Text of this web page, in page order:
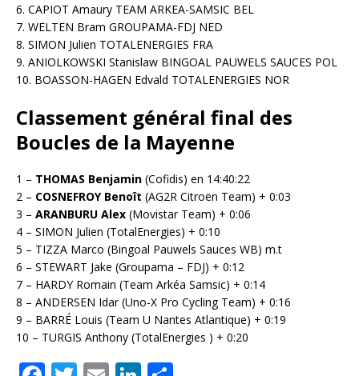
6. CAPIOT Amaury TEAM ARKEA-SAMSIC BEL
7. WELTEN Bram GROUPAMA-FDJ NED
8. SIMON Julien TOTALENERGIES FRA
9. ANIOLKOWSKI Stanislaw BINGOAL PAUWELS SAUCES POL
10. BOASSON-HAGEN Edvald TOTALENERGIES NOR
Classement général final des
Boucles de la Mayenne
1 – THOMAS Benjamin (Cofidis) en 14:40:22
2 – COSNEFROY Benoît (AG2R Citroën Team) + 0:03
3 – ARANBURU Alex (Movistar Team) + 0:06
4 – SIMON Julien (TotalEnergies) + 0:10
5 – TIZZA Marco (Bingoal Pauwels Sauces WB) m.t
6 – STEWART Jake (Groupama – FDJ) + 0:12
7 – HARDY Romain (Team Arkéa Samsic) + 0:14
8 – ANDERSEN Idar (Uno-X Pro Cycling Team) + 0:16
9 – BARRÉ Louis (Team U Nantes Atlantique) + 0:19
10 – TURGIS Anthony (TotalEnergies ) + 0:20